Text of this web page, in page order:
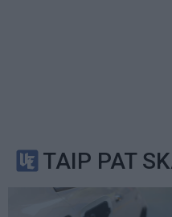
TAIP PAT